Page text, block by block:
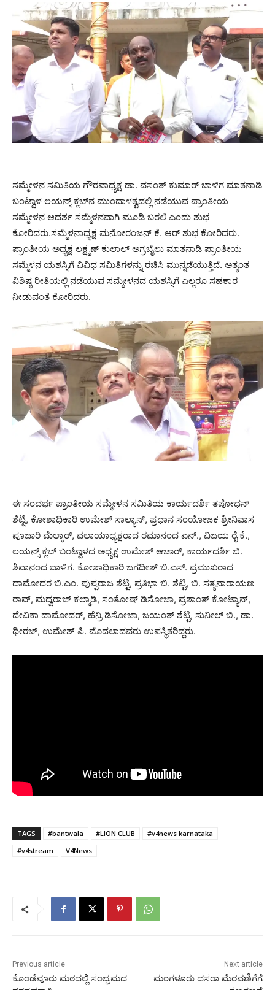
ಸಮ್ಮೇಳನ ಸಮಿತಿಯ ಗೌರವಾಧ್ಯಕ್ಷ ಡಾ. ವಸಂತ್ ಕುಮಾರ್ ಬಾಳಿಗ ಮಾತನಾಡಿ
ಬಂಟ್ವಾಳ ಲಯನ್ಸ್ ಕ್ಲಬ್‍ನ ಮುಂದಾಳತ್ವದಲ್ಲಿ ನಡೆಯುವ ಪ್ರಾಂತೀಯ
ಸಮ್ಮೇಳನ ಆದರ್ಶ ಸಮ್ಮೆಳನವಾಗಿ ಮೂಡಿ ಬರಲಿ ಎಂದು ಶುಭ
ಕೋರಿದರು.ಸಮ್ಮೆಳನಾಧ್ಯಕ್ಷ ಮನೋರಂಜನ್ ಕೆ. ಆರ್ ಶುಭ ಕೋರಿದರು.
ಪ್ರಾಂತೀಯ ಅಧ್ಯಕ್ಷ ಲಕ್ಷ್ಮಣ್ ಕುಲಾಲ್ ಅಗ್ರಬೈಲು ಮಾತನಾಡಿ ಪ್ರಾಂತೀಯ
ಸಮ್ಮೆಳನ ಯಶಸ್ಸಿಗೆ ವಿವಿಧ ಸಮಿತಿಗಳನ್ನು ರಚಿಸಿ ಮುನ್ನಡೆಯುತ್ತಿದೆ. ಅತ್ಯಂತ
ವಿಶಿಷ್ಠ ರೀತಿಯಲ್ಲಿ ನಡೆಯುವ ಸಮ್ಮೇಳನದ ಯಶಸ್ಸಿಗೆ ಎಲ್ಲರೂ ಸಹಕಾರ
ನೀಡುವಂತೆ ಕೋರಿದರು.
ಈ ಸಂದರ್ಭ ಪ್ರಾಂತೀಯ ಸಮ್ಮೇಳನ ಸಮಿತಿಯ ಕಾರ್ಯದರ್ಶಿ ತಪೋಧನ್
ಶೆಟ್ಟಿ, ಕೋಶಾಧಿಕಾರಿ ಉಮೇಶ್ ಸಾಲ್ಯಾನ್, ಪ್ರಧಾನ ಸಂಯೋಜಕ ಶ್ರೀನಿವಾಸ
ಪೂಜಾರಿ ಮೆಲ್ಕಾರ್, ವಲಾಯಾಧ್ಯಕ್ಷರಾದ ರಮಾನಂದ ಎನ್., ವಿಜಯ ರೈ ಕೆ.,
ಲಯನ್ಸ್ ಕ್ಲಬ್ ಬಂಟ್ವಾಳದ ಅಧ್ಯಕ್ಷ ಉಮೇಶ್ ಆಚಾರ್, ಕಾರ್ಯದರ್ಶಿ ಬಿ.
ಶಿವಾನಂದ ಬಾಳಿಗ. ಕೋಶಾಧಿಕಾರಿ ಜಗದೀಶ್ ಬಿ.ಎಸ್. ಪ್ರಮುಖರಾದ
ದಾಮೋದರ ಬಿ.ಎಂ. ಪುಷ್ಪರಾಜ ಶೆಟ್ಟಿ, ಪ್ರತಿಭಾ ಬಿ. ಶೆಟ್ಟಿ, ಬಿ. ಸತ್ಯನಾರಾಯಣ
ರಾವ್, ಮದ್ವರಾಜ್ ಕಲ್ಮಾಡಿ, ಸಂತೋಷ್ ಡಿಸೋಜಾ, ಪ್ರಶಾಂತ್ ಕೋಟ್ಯಾನ್,
ದೇವಿಕಾ ದಾಮೋದರ್, ಹೆನ್ರಿ ಡಿಸೋಜಾ, ಜಯಂತ್ ಶೆಟ್ಟಿ, ಸುನೀಲ್ ಬಿ., ಡಾ.
ಧೀರಜ್, ಉಮೇಶ್ ಪಿ. ಮೊದಲಾದವರು ಉಪಸ್ಥಿತರಿದ್ದರು.
TAGS #bantwala #LION CLUB
#v4news karnataka
#v4stream
V4News
Previous article
ಕೊಂಡೆವೂರು ಮಠದಲ್ಲಿ ಸಂಭ್ರಮದ
Next article
ಮಂಗಳೂರು ದಸರಾ ಮೆರವಣಿಗೆಗೆ